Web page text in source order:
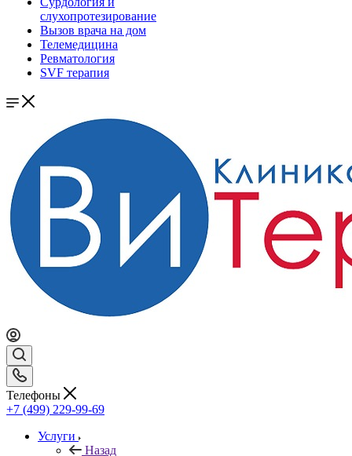
слухопротезирование
Вызов врача на дом
Телемедицина
Ревматология
SVF терапия
Телефоны
+7 (499) 229-99-69
Услуги
Назад